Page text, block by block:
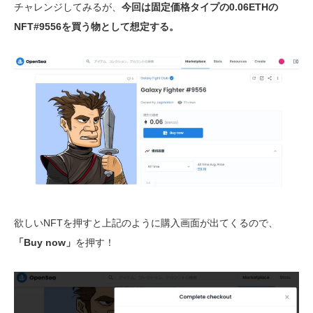
チャレンジしてみるが、 今回は固定価格タイプの0.06ETHの
NFT#9556を買う物として想定する。
欲しいNFTを押すと上記のように購入画面が出てくるので、
「Buy now」 を押す！